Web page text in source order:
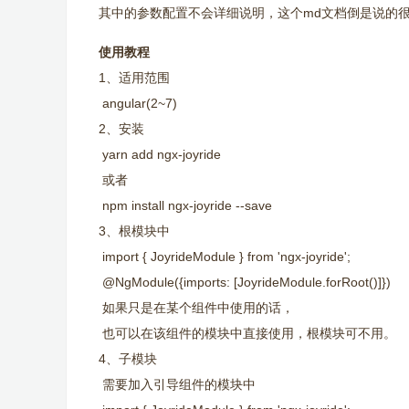
其中的参数配置不会详细说明，这个md文档倒是说的
使用教程
1、适用范围
angular(2~7)
2、安装
yarn add ngx-joyride
或者
npm install ngx-joyride --save
3、根模块中
import { JoyrideModule } from 'ngx-joyride';
@NgModule({imports: [JoyrideModule.forRoot()]})
如果只是在某个组件中使用的话，
也可以在该组件的模块中直接使用，根模块可不用。
4、子模块
需要加入引导组件的模块中